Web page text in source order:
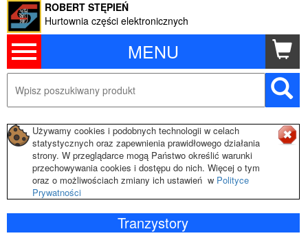
MENU
ROBERT STĘPIEŃ
Hurtownia części elektronicznych
Używamy cookies i podobnych technologii w celach
statystycznych oraz zapewnienia prawidłowego działania
strony. W przeglądarce mogą Państwo określić warunki
przechowywania cookies i dostępu do nich. Więcej o tym
oraz o możliwościach zmiany ich ustawień w Polityce
Prywatności
Tranzystory